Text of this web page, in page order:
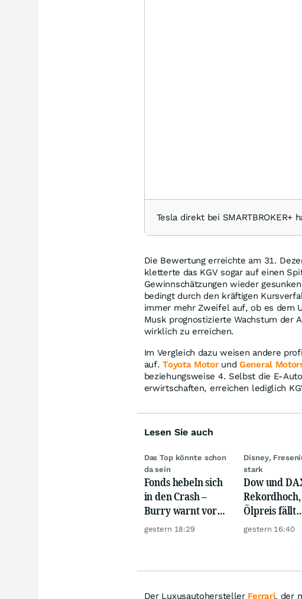
Tesla direkt bei SMARTBROKER+
Die Bewertung erreichte am 31.
kletterte das KGV sogar auf einen
Gewinnschätzungen wieder
bedingt durch den kräftigen
immer mehr Zweifel auf, ob es dem
Musk prognostizierte Wachstum der
wirklich zu erreichen.
Im Vergleich dazu weisen andere
auf.Toyota MotorundGeneral
beziehungsweise 4. Selbst die E-
erwirtschaften, erreichen lediglich
Lesen Sie auch
Das Top könnte schon
da sein
Fonds hebeln sich
in den Crash –
Burry warnt vor
einem Absturz wie
gestern 18:29
Disney,
stark
Dow und
Rekordhoch,
Ölpreis fällt
weiter, Gold
gestern 16:40
Der Luxusautohersteller Ferrari, der